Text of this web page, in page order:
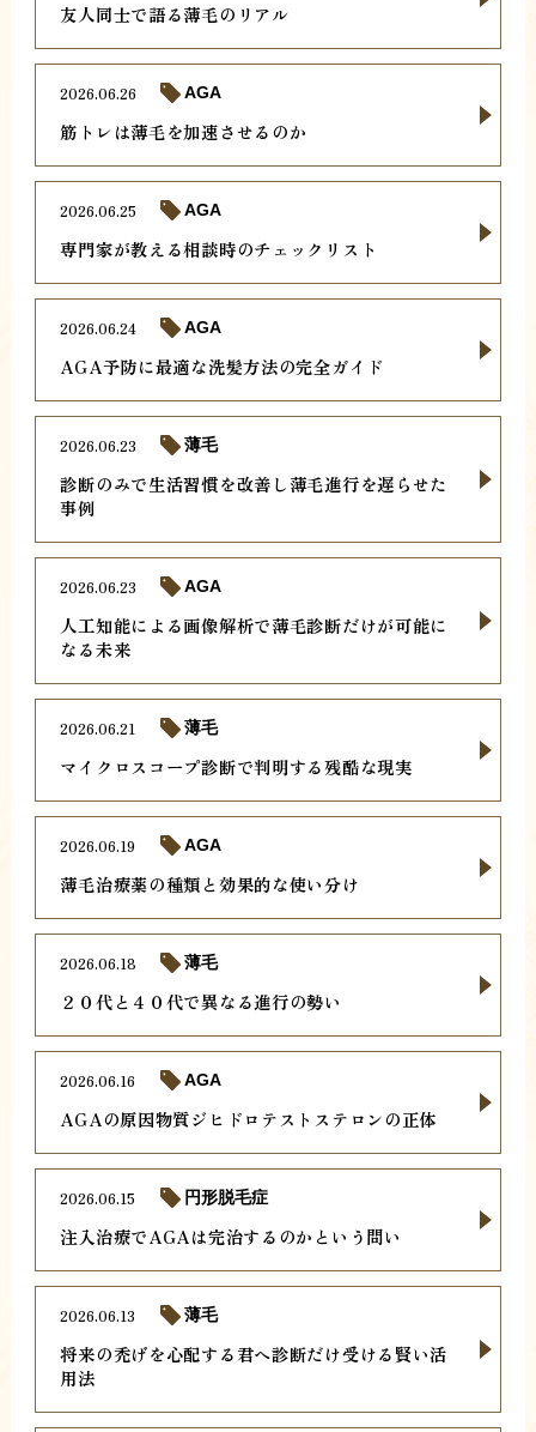
友人同士で語る薄毛のリアル
筋トレは薄毛を加速させるのか
2026.06.26 AGA
専門家が教える相談時のチェックリスト
2026.06.25 AGA
AGA予防に最適な洗髪方法の完全ガイド
2026.06.24 AGA
診断のみで生活習慣を改善し薄毛進行を遅らせた
事例
2026.06.23 薄毛
人工知能による画像解析で薄毛診断だけが可能に
なる未来
2026.06.23 AGA
マイクロスコープ診断で判明する残酷な現実
2026.06.21 薄毛
薄毛治療薬の種類と効果的な使い分け
2026.06.19 AGA
２０代と４０代で異なる進行の勢い
2026.06.18 薄毛
AGAの原因物質ジヒドロテストステロンの正体
2026.06.16 AGA
注入治療でAGAは完治するのかという問い
2026.06.15 円形脱毛症
将来の禿げを心配する君へ診断だけ受ける賢い活
用法
2026.06.13 薄毛